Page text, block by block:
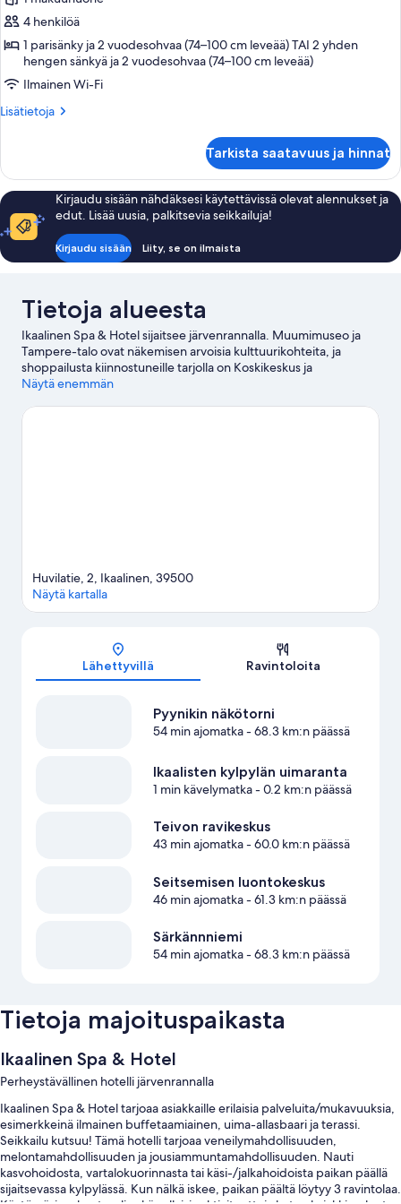
huonetyypin
WOW
Double/Twinroom
(Lofts)
kuvat
4 henkilöä
1 parisänky ja 2 vuodesohvaa (74–100 cm leveää) TAI 2 yhden
hengen sänkyä ja 2 vuodesohvaa (74–100 cm leveää)
Ilmainen Wi-Fi
Lisätietoja
Lisätietoja
(Lofts)
Tarkista saatavuus ja hinnat
Kirjaudu sisään nähdäksesi käytettävissä olevat alennukset ja
edut. Lisää uusia, palkitsevia seikkailuja!
Kirjaudu sisään Liity, se on ilmaista
Tietoja alueesta
Ikaalinen Spa & Hotel sijaitsee järvenrannalla. Muumimuseo ja
Tampere-talo ovat näkemisen arvoisia kulttuurikohteita, ja
shoppailusta kiinnostuneille tarjolla on Koskikeskus ja
Kauppakeskus Ratina. Oletko matkalla lasten kanssa?
tai matsiin kohteessa Nokia Arena. Tutustu lähiseutuun ja kokeile
Näytä enemmän
Huvilatie, 2, Ikaalinen, 39500
Näytä kartalla
Lähettyvillä Ravintoloita
Pyynikin näkötorni
54 min ajomatka- 68.3 km:n päässä
Ikaalisten kylpylän uimaranta
1 min kävelymatka- 0.2 km:n päässä
Teivon ravikeskus
43 min ajomatka- 60.0 km:n päässä
Seitsemisen luontokeskus
46 min ajomatka- 61.3 km:n päässä
Särkännniemi
54 min ajomatka- 68.3 km:n päässä
Tietoja majoituspaikasta
Ikaalinen Spa & Hotel
Perheystävällinen hotelli järvenrannalla
Ikaalinen Spa & Hotel tarjoaa asiakkaille erilaisia palveluita/mukavuuksia,
esimerkkeinä ilmainen buffetaamiainen, uima-allasbaari ja terassi.
Seikkailu kutsuu! Tämä hotelli tarjoaa veneilymahdollisuuden,
melontamahdollisuuden ja jousiammuntamahdollisuuden. Nauti
kasvohoidosta, vartalokuorinnasta tai käsi-/jalkahoidoista paikan päällä
sijaitsevassa kylpylässä. Kun nälkä iskee, paikan päältä löytyy 3 ravintolaa.